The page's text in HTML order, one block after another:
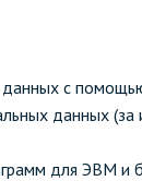
с
данных
для ЭВМ